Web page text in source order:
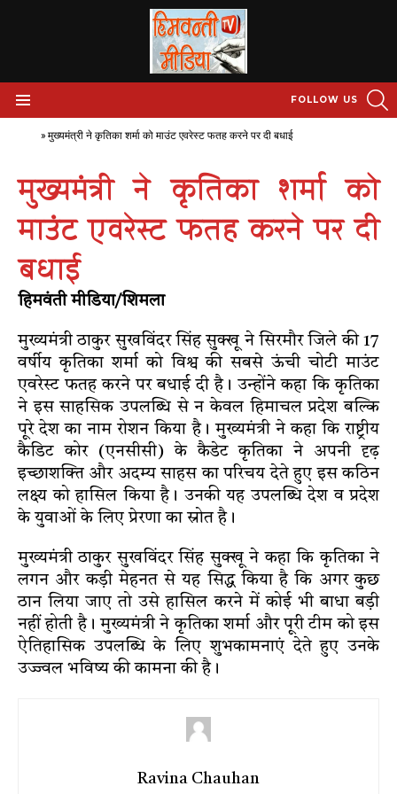
FOLLOW US
» मुख्यमंत्री ने कृतिका शर्मा को माउंट एवरेस्ट फतह करने पर दी बधाई
मुख्यमंत्री ने कृतिका शर्मा को
माउंट एवरेस्ट फतह करने पर दी
बधाई
हिमवंती मीडिया/शिमला
मुख्यमंत्री ठाकुर सुखविंदर सिंह सुक्खू ने सिरमौर जिले की 17
वर्षीय कृतिका शर्मा को विश्व की सबसे ऊंची चोटी माउंट
एवरेस्ट फतह करने पर बधाई दी है। उन्होंने कहा कि कृतिका
ने इस साहसिक उपलब्धि से न केवल हिमाचल प्रदेश बल्कि
पूरे देश का नाम रोशन किया है। मुख्यमंत्री ने कहा कि राष्ट्रीय
कैडिट कोर (एनसीसी) के कैडेट कृतिका ने अपनी दृढ़
इच्छाशक्ति और अदम्य साहस का परिचय देते हुए इस कठिन
लक्ष्य को हासिल किया है। उनकी यह उपलब्धि देश व प्रदेश
के युवाओं के लिए प्रेरणा का स्रोत है।
मुख्यमंत्री ठाकुर सुखविंदर सिंह सुक्खू ने कहा कि कृतिका ने
लगन और कड़ी मेहनत से यह सिद्ध किया है कि अगर कुछ
ठान लिया जाए तो उसे हासिल करने में कोई भी बाधा बड़ी
नहीं होती है। मुख्यमंत्री ने कृतिका शर्मा और पूरी टीम को इस
ऐतिहासिक उपलब्धि के लिए शुभकामनाएं देते हुए उनके
उज्ज्वल भविष्य की कामना की है।
Ravina Chauhan